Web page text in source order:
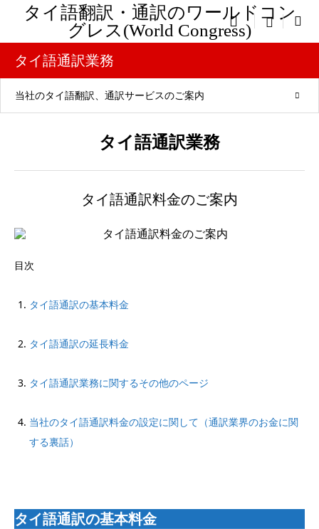
タイ語翻訳・通訳のワールドコン
グレス(World Congress)
 menu
タイ語通訳業務
当社のタイ語翻訳、通訳サービスのご案内
タイ語通訳業務
タイ語通訳料金のご案内
目次
タイ語通訳の基本料金
タイ語通訳の延長料金
タイ語通訳業務に関するその他のページ
当社のタイ語通訳料金の設定に関して（通訳業界のお金に関
する裏話）
タイ語通訳の基本料金